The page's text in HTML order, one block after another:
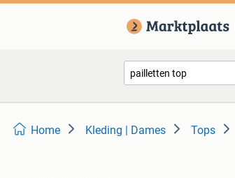
Home Kleding | Dames Tops